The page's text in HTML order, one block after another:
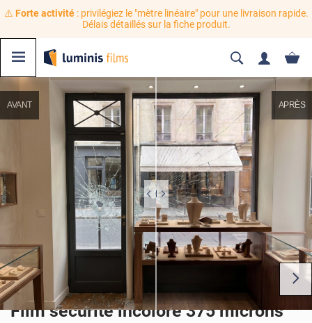
⚠️ Forte activité: privilégiez le "mètre linéaire" pour une livraison rapide.
Délais détaillés sur la fiche produit.
AVANT APRÈS
Film sécurité incolore 375 microns